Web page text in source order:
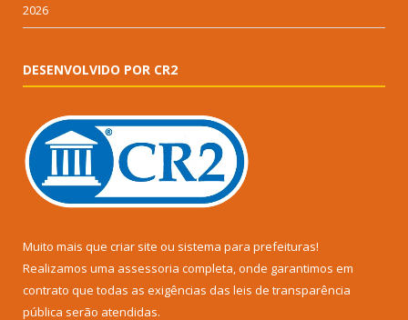
2026
DESENVOLVIDO POR CR2
Muito mais que criar site ou sistema para prefeituras!
Realizamos uma assessoria completa, onde garantimos em
contrato que todas as exigências das leis de transparência
pública serão atendidas.